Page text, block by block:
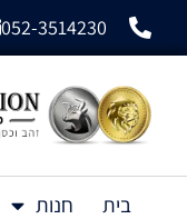
052-3514230
בית חנות